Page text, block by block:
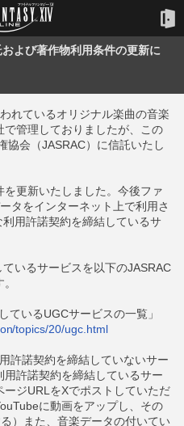
よび著作物利用条件の更新に
れているオリジナル楽曲の音楽
管理しておりましたが、この
協会（JASRAC）に信託いたし
更新いたしました。今後ファ
タをインターネット上で利用さ
用許諾契約を締結しているサ
いるサービスを以下のJASRAC
ているUGCサービスの一覧」
topics/20/ugc.html
許諾契約を締結していないサー
許諾契約を締結しているサー
ジURLをXでポストしていただ
に動画をアップし、その
）また、音楽データの付いてい